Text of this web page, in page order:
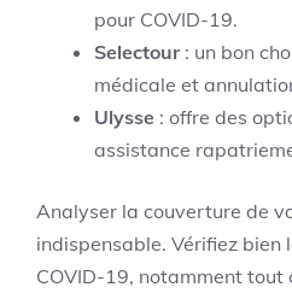
pour COVID-19.
Selectour: un bon
médicale et
Ulysse : offre des
assistance
Analyser la couverture de
indispensable. Vérifiez bien
COVID-19, notamment tout